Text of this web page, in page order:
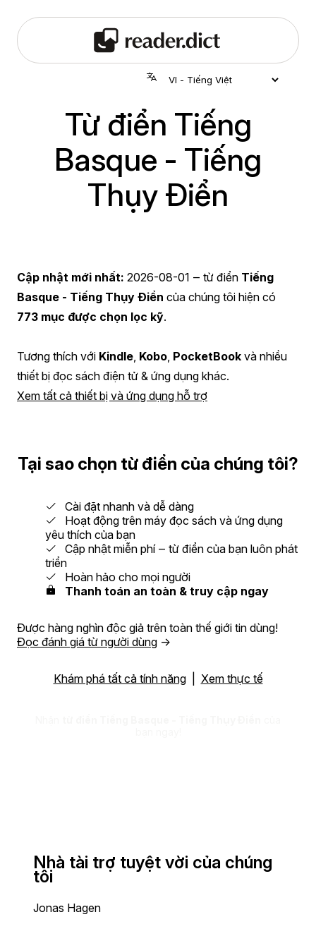
Từ điển Tiếng
Basque - Tiếng
Thụy Điển
Cập nhật mới nhất: 2026-08-01 ‒ từ điển Tiếng
Basque - Tiếng Thụy Điển của chúng tôi hiện có
773 mục được chọn lọc kỹ.
Tương thích với Kindle Kobo PocketBook và nhiều
thiết bị đọc sách điện tử & ứng dụng khác.
Xem tất cả thiết bị và ứng dụng hỗ trợ
Tại sao chọn từ điển của chúng tôi?
Cài đặt nhanh và dễ dàng
Hoạt động trên máy đọc sách và ứng dụng
yêu thích của bạn
Cập nhật miễn phí ‒ từ điển của bạn luôn phát
triển
Hoàn hảo cho mọi người
Thanh toán an toàn & truy cập ngay
Được hàng nghìn độc giả trên toàn thế giới tin dùng!
Đọc đánh giá từ người dùng →
Khám phá tất cả tính năng| Xem thực tế
Nhà tài trợ tuyệt vời của chúng
tôi
Jonas Hagen